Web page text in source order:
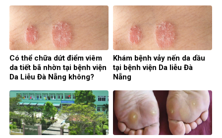
Có thể chữa dứt điểm viêm
da tiết bã nhờn tại bệnh viện
Da Liễu Đà Nẵng không?
Khám bệnh vảy nến da dầu
tại bệnh viện Da liễu Đà
Nẵng